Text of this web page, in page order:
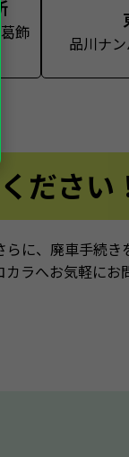
飾
品川ナ
ださい
に、廃車手続
ラへお気軽にお